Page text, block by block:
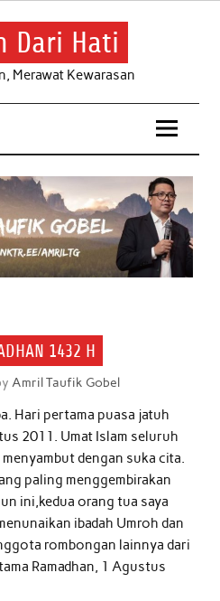
Dari Hati
Merawat Kewarasan
1432 H
Amril Taufik Gobel
Hari pertama puasa jatuh
2011. Umat Islam seluruh
dengan suka cita.
paling menggembirakan
ini,kedua orang tua saya
ibadah Umroh dan
rombongan lainnya dari
Ramadhan, 1 Agustus